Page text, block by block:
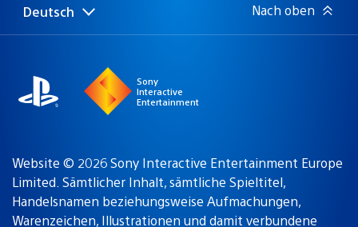
Select
a
Aktuelle
Region:
Deutsch Nach oben
Sony
Interactive
Entertainment
Website © 2026 Sony Interactive Entertainment Europe
Limited. Sämtlicher Inhalt, sämtliche Spieltitel,
Handelsnamen beziehungsweise Aufmachungen,
Warenzeichen, Illustrationen und damit verbundene